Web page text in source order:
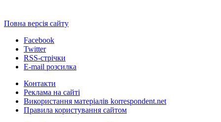
Повна версія сайту
Facebook
Twitter
RSS-стрічки
E-mail розсилка
Контакти
Реклама на сайті
Використання матеріалів korrespondent.net
Правила користування сайтом